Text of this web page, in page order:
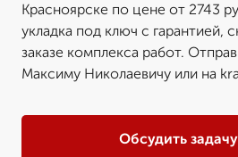
Красноярске по цене от 2743
укладка под ключ с гарантией,
заказе комплекса работ.
Максиму Николаевичу или на
Обсудить задачу